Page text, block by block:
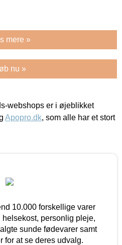
mere »
nu »
webshops er i øjeblikket
Apopro.dk, som alle har et stort
10.000 forskellige varer
personlig pleje,
sunde fødevarer samt
for at se deres udvalg.